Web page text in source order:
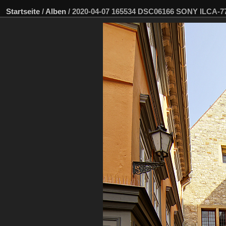
Startseite / Alben / 2020-04-07 165534 DSC06166 SONY ILCA-